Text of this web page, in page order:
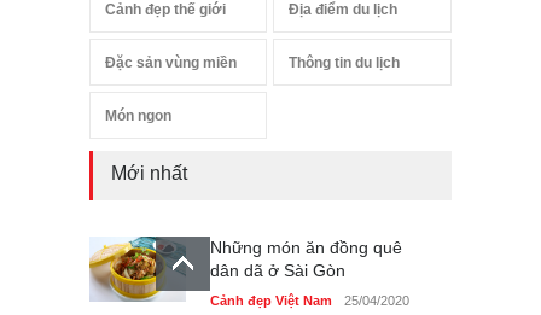
Cảnh đẹp thế giới Địa điểm du lịch
Đặc sản vùng miền Thông tin du lịch
Món ngon
Mới nhất
Những món ăn đồng quê
dân dã ở Sài Gòn
Cảnh đẹp Việt Nam 25/04/2020